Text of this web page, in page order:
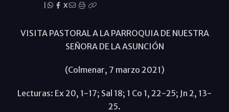
X
VISITA PASTORAL A LA PARROQUIA DE NUESTRA
SEÑORA DE LA ASUNCIÓN
(Colmenar, 7 marzo 2021)
Lecturas: Ex 20, 1-17; Sal 18; 1 Co 1, 22-25; Jn 2, 13-
25.